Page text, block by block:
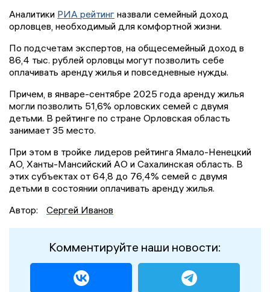
Аналитики РИА рейтинг назвали семейный доход
орловцев, необходимый для комфортной жизни.
По подсчетам экспертов, на общесемейный доход в
86,4 тыс. рублей орловцы могут позволить себе
оплачивать аренду жилья и повседневные нужды.
Причем, в январе-сентябре 2025 года аренду жилья
могли позволить 51,6% орловских семей с двумя
детьми. В рейтинге по стране Орловская область
занимает 35 место.
При этом в тройке лидеров рейтинга Ямало-Ненецкий
АО, Ханты-Мансийский АО и Сахалинская область. В
этих субъектах от 64,8 до 76,4% семей с двумя
детьми в состоянии оплачивать аренду жилья.
Автор:
Сергей Иванов
Комментируйте наши новости: